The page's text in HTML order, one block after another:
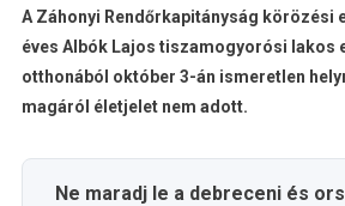
A Záhonyi Rendőrkapitányság körözési
éves Albók Lajos tiszamogyorósi lakos
otthonából október 3-án ismeretlen
magáról életjelet nem adott.
Ne maradj le a debreceni és